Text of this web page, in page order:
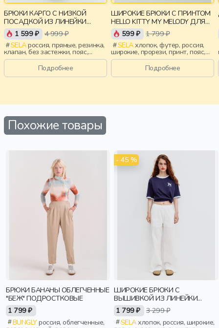
БРЮКИ КАРГО С НИЗКОЙ
ПОСАДКОЙ ИЗ ЛИНЕЙКИ
YOUNG1 599 ₽ 4 999 ₽
SELAроссия, прямые, резинка,
клапан, без застежки, пояс,
девочки, старшеклассники, дети
Подробнее
ШИРОКИЕ БРЮКИ С ПРИНТОМ
HELLO KITTY MY MELODY ДЛЯ
ДЕВОЧЕК
599 ₽ 1 799 ₽
SELAхлопок, футер, россия,
широкие, прорези, принт, пояс,
эластичные, девочки, дети
Подробнее
Похожие товары
БРЮКИ БАНАНЫ ОБЛЕГЧЕННЫЕ
"БЕЖ" ПОДРОСТКОВЫЕ
1 799 ₽
BUNGLYроссия, облегченные,
- 45 %
ШИРОКИЕ БРЮКИ С
ВЫШИВКОЙ ИЗ ЛИНЕЙКИ
YOUNG
1 799 ₽
3 299 ₽
SELAхлопок, россия, широкие,